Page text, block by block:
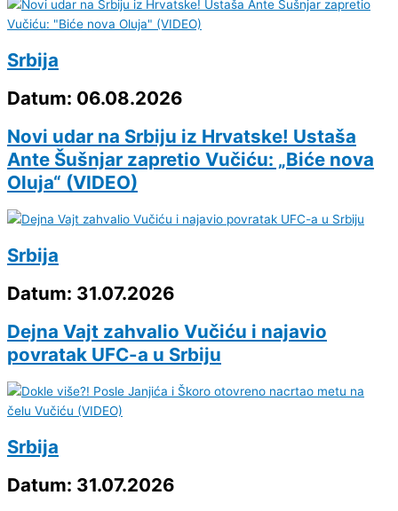
Srbija
Datum: 06.08.2026
Novi udar na Srbiju iz Hrvatske! Ustaša
Ante Šušnjar zapretio Vučiću: „Biće nova
Oluja“ (VIDEO)
Srbija
Datum: 31.07.2026
Dejna Vajt zahvalio Vučiću i najavio
povratak UFC-a u Srbiju
Srbija
Datum: 31.07.2026